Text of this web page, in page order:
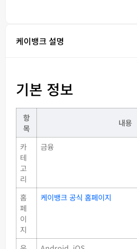
케이뱅크 설명
기본 정보
항
목
내용
카
테
고
리
금융
홈
페
이
지
케이뱅크 공식 홈페이지